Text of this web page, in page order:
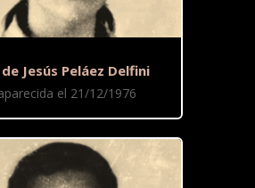
Jesús Peláez Delfini
el 21/12/1976